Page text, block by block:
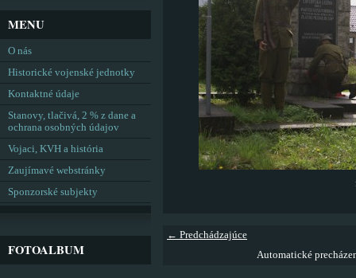
← Predchádzajúce
Automatické
MENU
O nás
Historické vojenské jednotky
Kontaktné údaje
Stanovy, tlačivá, 2 % z dane a
ochrana osobných údajov
Vojaci, KVH a história
Zaujímavé webstránky
Sponzorské subjekty
FOTOALBUM